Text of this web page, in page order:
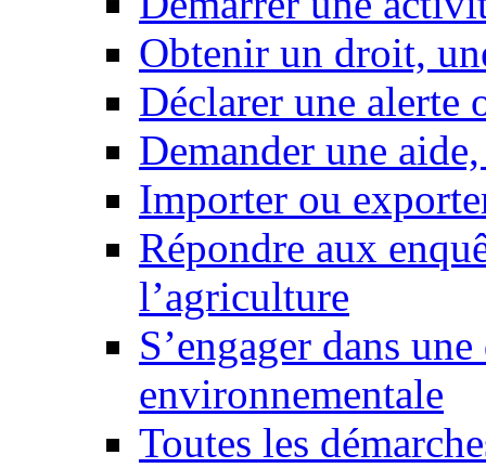
Obtenir un droit,
Déclarer une alerte
Demander une
Importer ou
Répondre aux
l’agriculture
S’engager dans
environnementale
Toutes les